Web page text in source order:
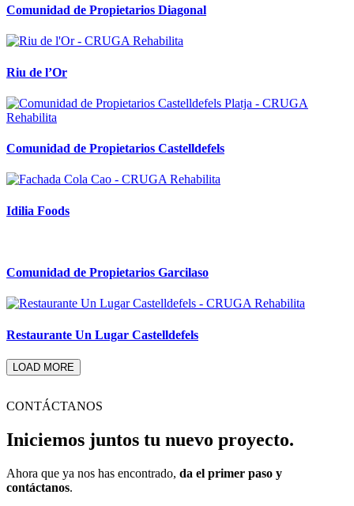
Comunidad de Propietarios Diagonal
Riu de l’Or
Comunidad de Propietarios Castelldefels
Idilia Foods
Comunidad de Propietarios Garcilaso
Restaurante Un Lugar Castelldefels
LOAD MORE
CONTÁCTANOS
Iniciemos juntos tu nuevo proyecto.
Ahora que ya nos has encontrado, da el primer paso y
contáctanos.